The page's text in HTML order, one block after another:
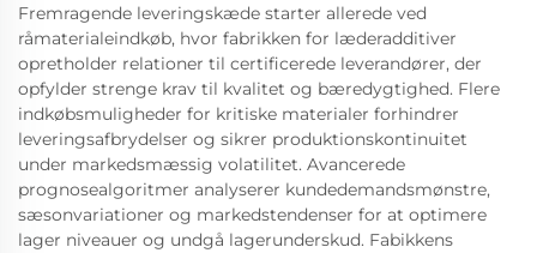
Fremragende leveringskæde starter allerede ved
råmaterialeindkøb, hvor fabrikken for læderadditiver
opretholder relationer til certificerede leverandører, der
opfylder strenge krav til kvalitet og bæredygtighed. Flere
indkøbsmuligheder for kritiske materialer forhindrer
leveringsafbrydelser og sikrer produktionskontinuitet
under markedsmæssig volatilitet. Avancerede
prognosealgoritmer analyserer kundedemandsmønstre,
sæsonvariationer og markedstendenser for at optimere
lager niveauer og undgå lagerunderskud. Fabikkens